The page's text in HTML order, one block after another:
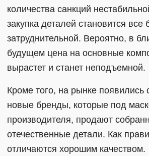
количества санкций
закупка деталей становится все
затруднительной. Вероятно, в
будущем цена на основные
вырастет и станет неподъемной.
Кроме того, на рынке появились
новые бренды, которые под
производителя, продают
отечественные детали. Как
отличаются хорошим качеством.